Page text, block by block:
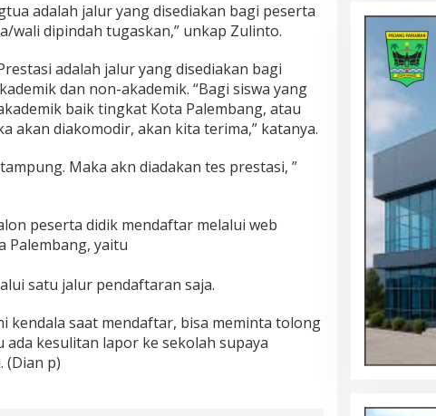
adalah jalur yang disediakan bagi peserta
wali dipindah tugaskan,” unkap Zulinto.
adalah jalur yang disediakan bagi
dan non-akademik. “Bagi siswa yang
baik tingkat Kota Palembang, atau
akan diakomodir, akan kita terima,” katanya.
Maka akn diadakan tes prestasi, ”
peserta didik mendaftar melalui web
Palembang, yaitu
satu jalur pendaftaran saja.
kendala saat mendaftar, bisa meminta tolong
kesulitan lapor ke sekolah supaya
(Dian p)